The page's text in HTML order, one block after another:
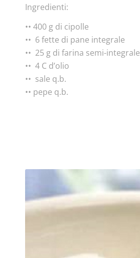
Ingredienti:
•• 400 g di cipolle
•• 6 fette di pane integrale
•• 25 g di farina semi-integrale
•• 4 C d’olio
•• sale q.b.
•• pepe q.b.